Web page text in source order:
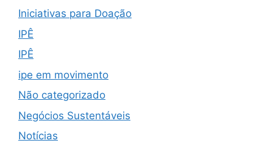
Iniciativas para Doação
IPÊ
IPÊ
ipe em movimento
Não categorizado
Negócios Sustentáveis
Notícias